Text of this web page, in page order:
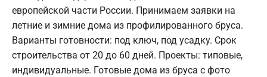
европейской части России. Принимаем заявки на
летние и зимние дома из профилированного бруса.
Варианты готовности: под ключ, под усадку. Срок
строительства от 20 до 60 дней. Проекты: типовые,
индивидуальные. Готовые дома из бруса с фото